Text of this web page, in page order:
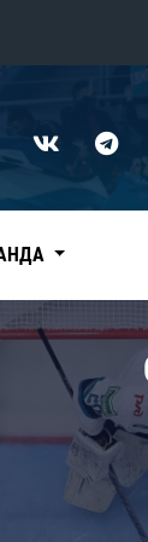
Дивизион
Авангард
Адмирал
КХЛ